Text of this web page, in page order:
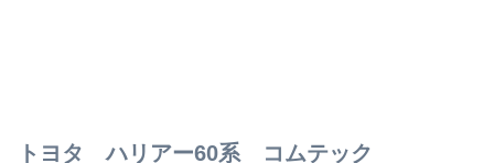
トヨタ ハリアー60系 コムテック